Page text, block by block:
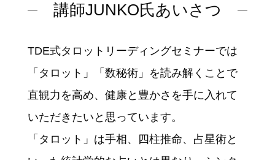
講師JUNKO氏あいさつ
TDE式タロットリーディングセミナーでは
「タロット」「数秘術」を読み解くことで
直観力を高め、健康と豊かさを手に入れて
いただきたいと思っています。
「タロット」は手相、四柱推命、占星術と